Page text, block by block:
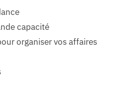
capacité
organiser vos affaires